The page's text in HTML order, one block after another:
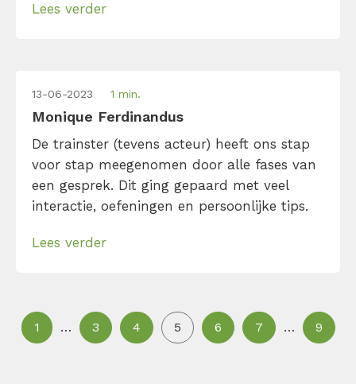
Lees verder
13-06-2023 1 min.
Monique Ferdinandus
De trainster (tevens acteur) heeft ons stap
voor stap meegenomen door alle fases van
een gesprek. Dit ging gepaard met veel
interactie, oefeningen en persoonlijke tips.
Lees verder
1 … 3 4 5 6 7 … 9